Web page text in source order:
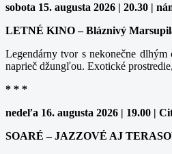
sobota 15. augusta 2026 | 20.30 |
LETNÉ KINO – Bláznivý
Legendárny tvor s nekonečne
naprieč džungľou. Exotické
* * *
nedeľa 16. augusta 2026 | 19.00 |
SOARÉ – JAZZOVÉ AJ